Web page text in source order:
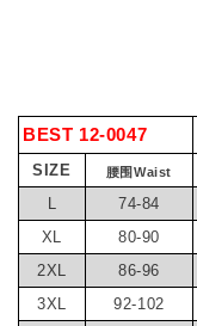
BEST 12-0047
SIZE 腰围Waist
74-84
XL
80-90
2XL
86-96
3XL
92-102